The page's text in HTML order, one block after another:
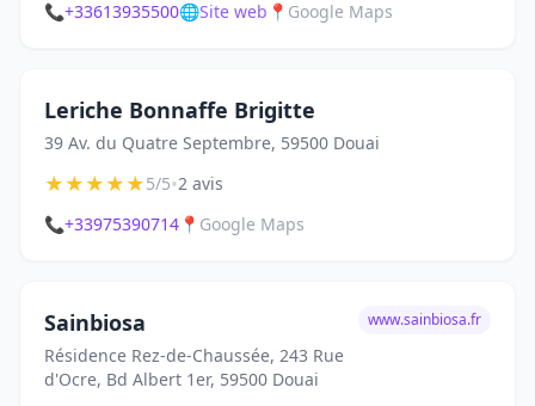
📞+33613935500🌐Site web 📍 Google Maps
Leriche Bonnaffe Brigitte
39 Av. du Quatre Septembre, 59500 Douai
★★★★★5/5•2 avis
📞+33975390714 📍 Google Maps
Sainbiosa
Résidence Rez-de-Chaussée, 243 Rue
d'Ocre, Bd Albert 1er, 59500 Douai
www.sainbiosa.fr